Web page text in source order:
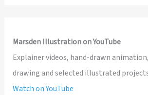
Marsden Illustration on YouTube
Explainer videos, hand-drawn
drawing and selected illustrated
Watch on YouTube